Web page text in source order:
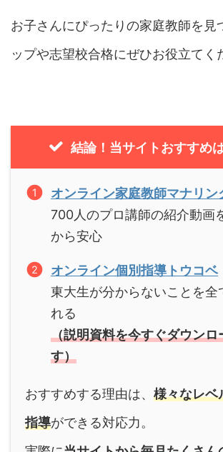
お子さんにぴったりの家庭教師を見
ップや志望校合格にぜひお役立てく
結論！当サイトおすすめ
オンライン家庭教師マナリン
700人のプロ講師の紹介動画
から安心
オンライン個別指導トウコベ
東大生が分からないことを全
れる
（説明資料を今すぐダウンロ
す）
おすすめする理由は、 様々なレベ
指導ができる対応力。